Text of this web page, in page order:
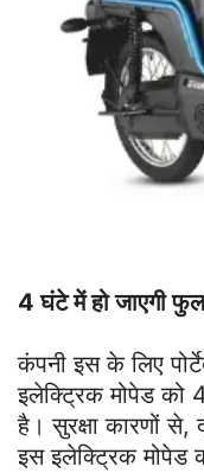
4 घंटे में हो जाएगी फुल
कंपनी इस के लिए
इलेक्ट्रिक मोपेड को
है। सुरक्षा कारणों से,
इस इलेक्ट्रिक